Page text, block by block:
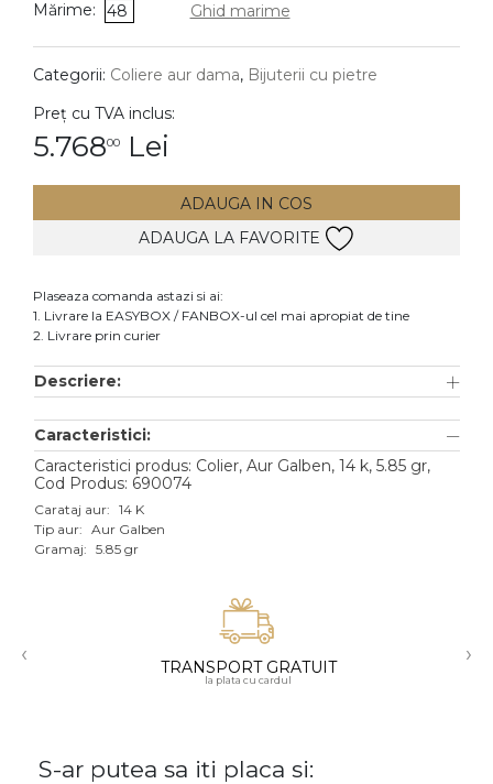
DIAMANTE Vezi toate
Cercei
Accesorii
Aur alb
Aur roz
Aur mixt
18K
Mărime: 48 Ghid marime
Categorii: Coliere aur dama, Bijuterii cu pietre
Preț cu TVA inclus:
5.76800 Lei
ADAUGA IN COS
ADAUGA LA FAVORITE
Plaseaza comanda astazi si ai:
1. Livrare la EASYBOX / FANBOX-ul cel mai apropiat de tine
2. Livrare prin curier
Descriere:
Caracteristici:
Caracteristici produs: Colier, Aur Galben, 14 k, 5.85 gr,
Cod Produs: 690074
Carataj aur: 14 K
Tip aur: Aur Galben
Gramaj: 5.85 gr
‹ TRANSPORT GRATUIT
la plata cu cardul
›
S-ar putea sa iti placa si: